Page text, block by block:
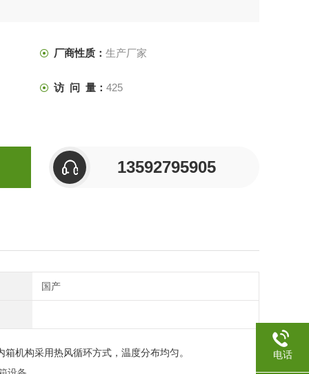
厂商性质： 生产厂家
访 问 量： 425
13592795905
国产
机构采用热风循环方式，温度分布均匀。 电话